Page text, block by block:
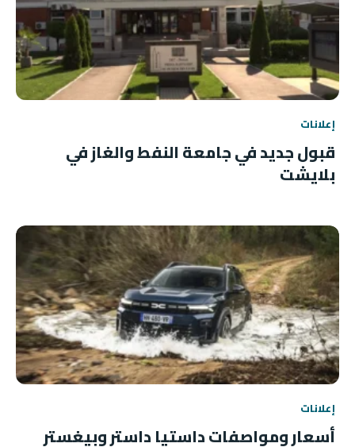
إعلانات
قبول جديد في جامعة النفط والغاز في
بلايشت
إعلانات
أسعار ومواصفات داستيا داستر وبيغستر